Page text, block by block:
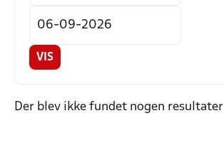
VIS
Der blev ikke fundet nogen resultater